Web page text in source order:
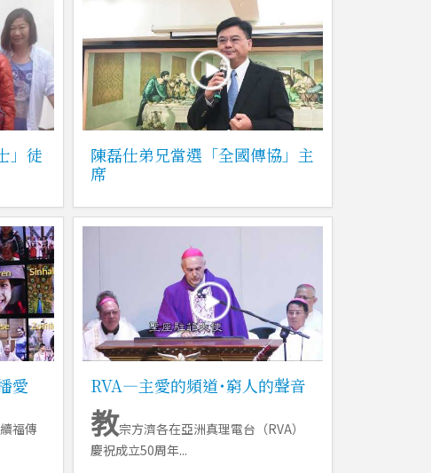
」徒
陳磊仕弟兄當選「全國傳協」主
席
愛
福傳
RVA―主愛的頻道˙窮人的聲音
教宗方濟各在亞洲真理電台（RVA）
慶祝成立50周年...